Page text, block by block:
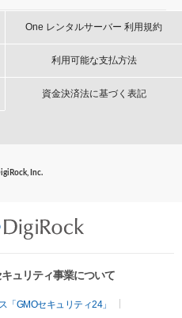
One レンタルサーバー 利用規約
利用可能な支払方法
資金決済法に基づく表記
Inc.
ュリティ事業について
GMOセキュリティ24」